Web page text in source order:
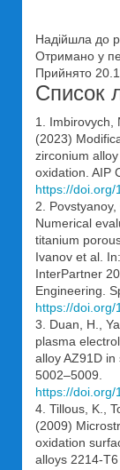
Надійшла до
Отримано у
Прийнято
Список
1. Imbirovych,
(2023)
zirconium
oxidation. AIP
https://
2.
Numerical
titanium
Ivanov et al.
InterPartner
Engineering.
https://
3. Duan, H.,
plasma
alloy AZ91D in
5002–5009.
https://doi.org/
4. Tillous, K.,
(2009)
oxidation
alloys 2214-T6